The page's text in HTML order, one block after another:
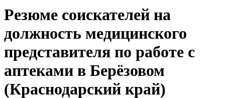
Резюме соискателей на
должность медицинского
представителя по работе с
аптеками в Берёзовом
(Краснодарский край)